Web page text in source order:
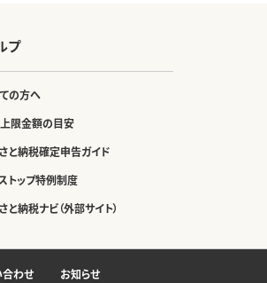
プ
の方へ
限金額の目安
と納税確定申告ガイド
トップ特例制度
と納税ナビ（外部サイト）
わせ お知らせ